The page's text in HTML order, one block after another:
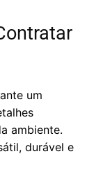
um
ambiente.
durável e